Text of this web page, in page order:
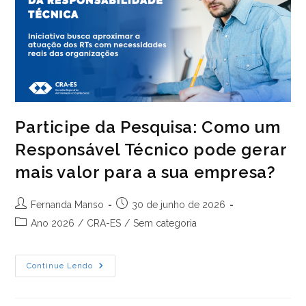
Participe da Pesquisa: Como um
Responsável Técnico pode gerar
mais valor para a sua empresa?
Autor
do
Fernanda Manso
Post
publicado:
30 de junho de 2026
Categoria
Ano 2026 / CRA-ES / Sem categoria
Continue Lendo
Participe
Da